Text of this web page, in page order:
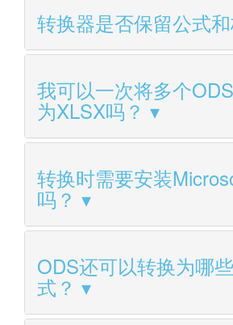
转换器是否保留公式
我可以一次将多个
为XLSX吗？
转换时需要安装
吗？
ODS还可以转换为哪
式？